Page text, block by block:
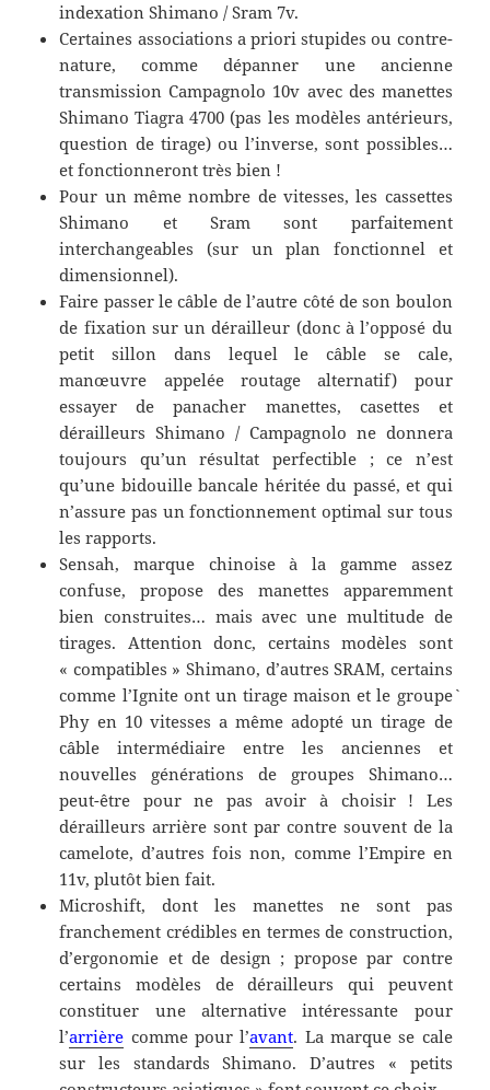
indexation Shimano / Sram 7v.
Certaines associations a priori stupides ou contre-
nature, comme dépanner une ancienne
transmission Campagnolo 10v avec des manettes
Shimano Tiagra 4700 (pas les modèles antérieurs,
question de tirage) ou l’inverse, sont possibles…
et fonctionneront très bien !
Pour un même nombre de vitesses, les cassettes
Shimano et Sram sont parfaitement
interchangeables (sur un plan fonctionnel et
dimensionnel).
Faire passer le câble de l’autre côté de son boulon
de fixation sur un dérailleur (donc à l’opposé du
petit sillon dans lequel le câble se cale,
manœuvre appelée routage alternatif) pour
essayer de panacher manettes, casettes et
dérailleurs Shimano / Campagnolo ne donnera
toujours qu’un résultat perfectible ; ce n’est
qu’une bidouille bancale héritée du passé, et qui
n’assure pas un fonctionnement optimal sur tous
les rapports.
Sensah, marque chinoise à la gamme assez
confuse, propose des manettes apparemment
bien construites… mais avec une multitude de
tirages. Attention donc, certains modèles sont
« compatibles » Shimano, d’autres SRAM, certains
comme l’Ignite ont un tirage maison et le groupe`
Phy en 10 vitesses a même adopté un tirage de
câble intermédiaire entre les anciennes et
nouvelles générations de groupes Shimano…
peut-être pour ne pas avoir à choisir ! Les
dérailleurs arrière sont par contre souvent de la
camelote, d’autres fois non, comme l’Empire en
11v, plutôt bien fait.
Microshift, dont les manettes ne sont pas
franchement crédibles en termes de construction,
d’ergonomie et de design ; propose par contre
certains modèles de dérailleurs qui peuvent
constituer une alternative intéressante pour
l’arrière comme pour l’avant. La marque se cale
sur les standards Shimano. D’autres « petits